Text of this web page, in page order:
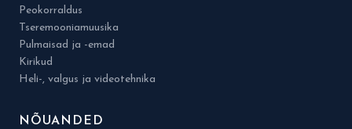
Peokorraldus
Tseremooniamuusika
Pulmaisad ja -emad
Kirikud
Heli-, valgus ja videotehnika
NÕUANDED